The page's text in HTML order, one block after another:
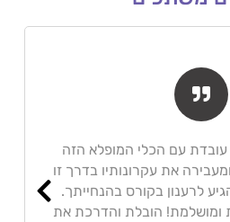
עם הכלי המופלא הזה
את עקרונותיו בדרך זו
לרענון בקורס בהנחייתך.
הובלת והדרכת את